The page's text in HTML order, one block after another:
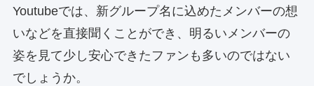
Youtubeでは、新グループ名に込めたメンバーの想
いなどを直接聞くことができ、明るいメンバーの
姿を見て少し安心できたファンも多いのではない
でしょうか。